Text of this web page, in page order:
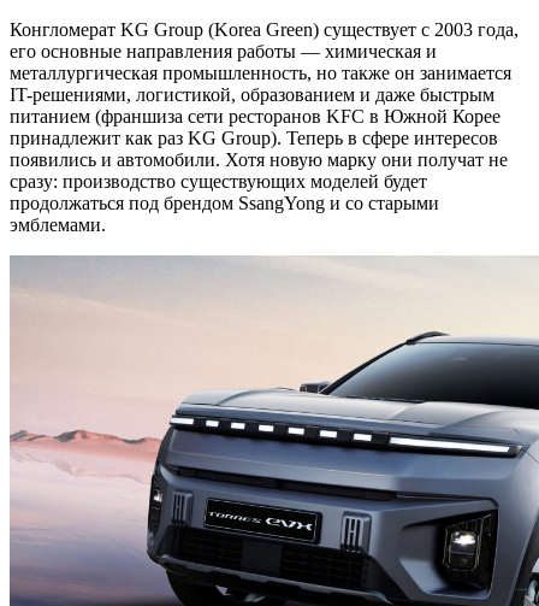
Конгломерат KG Group (Korea Green) существует с 2003 года,
его основные направления работы — химическая и
металлургическая промышленность, но также он занимается
IT-решениями, логистикой, образованием и даже быстрым
питанием (франшиза сети ресторанов KFC в Южной Корее
принадлежит как раз KG Group). Теперь в сфере интересов
появились и автомобили. Хотя новую марку они получат не
сразу: производство существующих моделей будет
продолжаться под брендом SsangYong и со старыми
эмблемами.